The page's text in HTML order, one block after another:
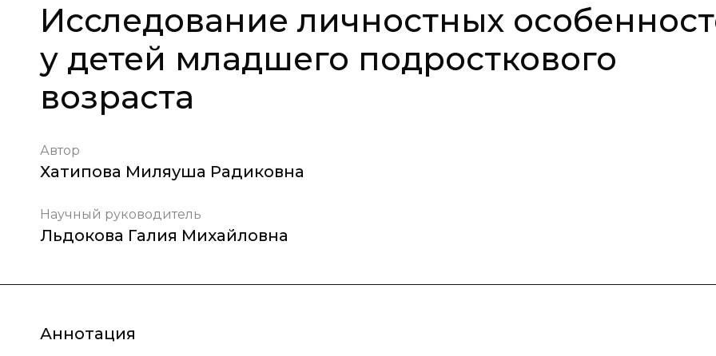
Исследование личностных
у детей младшего подросткового
возраста
Автор
Хатипова Миляуша Радиковна
Научный руководитель
Льдокова Галия Михайловна
Аннотация